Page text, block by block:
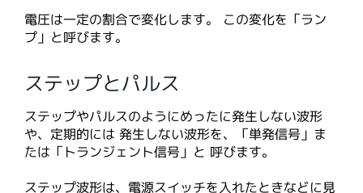
電圧は一定の割合で変化します。 この変化を「ラン
プ」と呼びます。
ステップとパルス
ステップやパルスのようにめったに発生しない波形
や、定期的には 発生しない波形を、「単発信号」ま
たは「トランジェント信号」と 呼びます。
ステップ波形は、電源スイッチを入れたときなどに見